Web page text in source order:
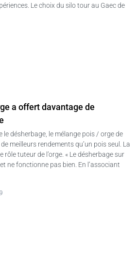
Le choix du silo tour au Gaec de
a offert davantage de
le désherbage, le mélange pois / orge de
meilleurs rendements qu’un pois seul. La
rôle tuteur de l’orge. « Le désherbage sur
ne fonctionne pas bien. En l’associant